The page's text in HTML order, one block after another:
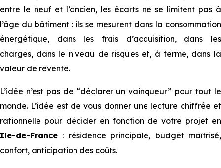
entre le neuf et l’ancien, les écarts ne se limitent pas à
l’âge du bâtiment : ils se mesurent dans la consommation
énergétique, dans les frais d’acquisition, dans les
charges, dans le niveau de risques et, à terme, dans la
valeur de revente.
L’idée n’est pas de “déclarer un vainqueur” pour tout le
monde. L’idée est de vous donner une lecture chiffrée et
rationnelle pour décider en fonction de votre projet en
Ile-de-France : résidence principale, budget maîtrisé,
confort, anticipation des coûts.